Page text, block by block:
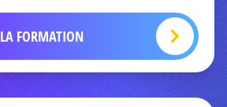
FORMATION